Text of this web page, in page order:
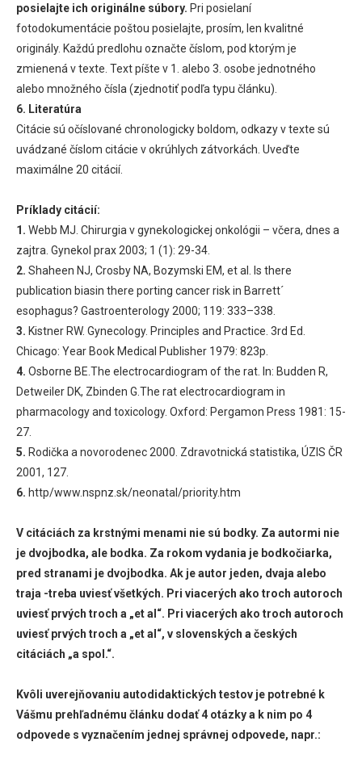
posielajte ich originálne súbory. Pri posielaní
fotodokumentácie poštou posielajte, prosím, len kvalitné
originály. Každú predlohu označte číslom, pod ktorým je
zmienená v texte. Text píšte v 1. alebo 3. osobe jednotného
alebo množného čísla (zjednotiť podľa typu článku).
6. Literatúra
Citácie sú očíslované chronologicky boldom, odkazy v texte sú
uvádzané číslom citácie v okrúhlych zátvorkách. Uveďte
maximálne 20 citácií.
Príklady citácií:
1. Webb MJ. Chirurgia v gynekologickej onkológii – včera, dnes a
zajtra. Gynekol prax 2003; 1 (1): 29-34.
2. Shaheen NJ, Crosby NA, Bozymski EM, et al. Is there
publication biasin there porting cancer risk in Barrett´
esophagus? Gastroenterology 2000; 119: 333–338.
3. Kistner RW. Gynecology. Principles and Practice. 3rd Ed.
Chicago: Year Book Medical Publisher 1979: 823p.
4. Osborne BE.The electrocardiogram of the rat. In: Budden R,
Detweiler DK, Zbinden G.The rat electrocardiogram in
pharmacology and toxicology. Oxford: Pergamon Press 1981: 15-
27.
5. Rodička a novorodenec 2000. Zdravotnická statistika, ÚZIS ČR
2001, 127.
6. http/www.nspnz.sk/neonatal/priority.htm
V citáciách za krstnými menami nie sú bodky. Za autormi nie
je dvojbodka, ale bodka. Za rokom vydania je bodkočiarka,
pred stranami je dvojbodka. Ak je autor jeden, dvaja alebo
traja -treba uviesť všetkých. Pri viacerých ako troch autoroch
uviesť prvých troch a „et al“. Pri viacerých ako troch autoroch
uviesť prvých troch a „et al“, v slovenských a českých
citáciách „a spol.“.
Kvôli uverejňovaniu autodidaktických testov je potrebné k
Vášmu prehľadnému článku dodať 4 otázky a k nim po 4
odpovede s vyznačením jednej správnej odpovede, napr.: